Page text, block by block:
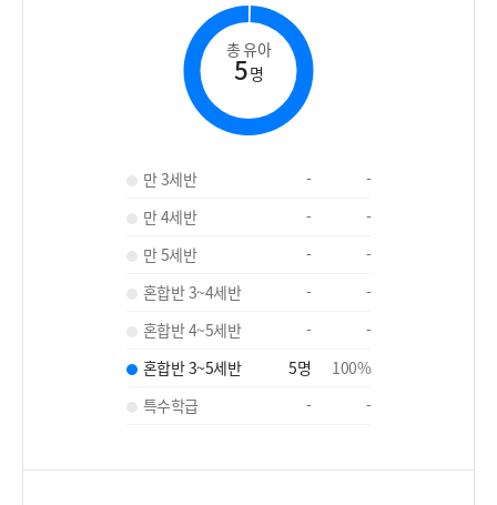
총 유아
5명
만 3세반 -
-
만 4세반
-
-
만 5세반
-
-
혼합반 3~4세반
-
-
혼합반 4~5세반
-
-
혼합반 3~5세반
5명 100%
특수학급
- -